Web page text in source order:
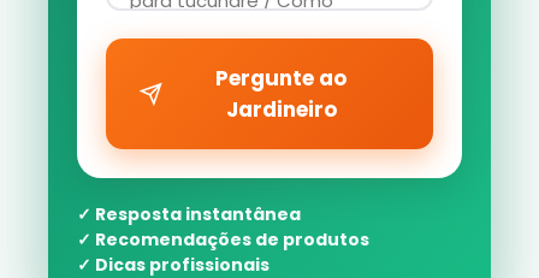
Pergunte ao
Jardineiro
✓ Resposta instantânea
✓ Recomendações de produtos
✓ Dicas profissionais